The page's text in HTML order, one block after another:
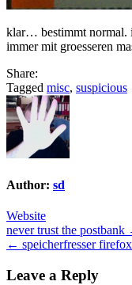
klar… bestimmt normal.
immer mit groesseren
Share:
Tagged misc, suspicious
Author: sd
Website
Post
navigation
never trust the postbank
← speicherfresser firefox
Leave a Reply